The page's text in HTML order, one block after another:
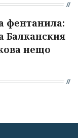
фентанила:
Балканския
нещо